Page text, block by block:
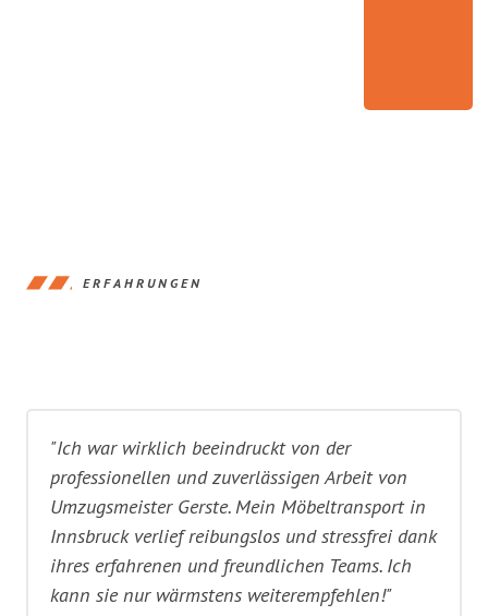
ERFAHRUNGEN
"Ich war wirklich beeindruckt von der
professionellen und zuverlässigen Arbeit von
Umzugsmeister Gerste. Mein Möbeltransport in
Innsbruck verlief reibungslos und stressfrei dank
ihres erfahrenen und freundlichen Teams. Ich
kann sie nur wärmstens weiterempfehlen!"